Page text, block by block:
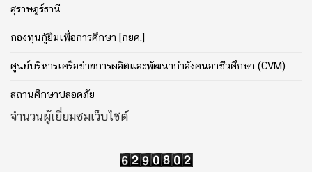
สุราษฎร์ธานี
กองทุนกู้ยืมเพื่อการศึกษา [กยศ.]
ศูนย์บริหารเครือข่ายการผลิตและพัฒนากำลังคนอาชีวศึกษา (CVM)
สถานศึกษาปลอดภัย
จำนวนผู้เยี่ยมชมเว็บไซต์